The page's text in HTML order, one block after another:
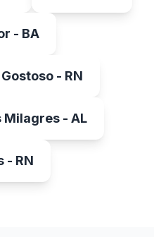
- BA
- RN
Milagres - AL
- RN